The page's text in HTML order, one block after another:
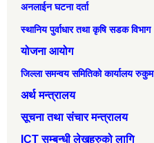
अनलाईन घटना दर्ता
स्थानिय पुर्वाधार तथा कृषि सडक विभाग
योजना आयोग
जिल्ला समन्वय समितिको कार्यालय रुकुम
अर्थ मन्त्रालय
सूचना तथा संचार मन्त्रालय
ICT सम्बन्धी लेखहरुको लागि